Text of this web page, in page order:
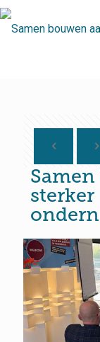
sterker